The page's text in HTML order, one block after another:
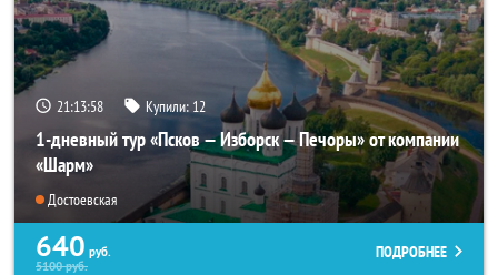
21:13:57 Купили: 12
1-дневный тур «Псков — Изборск — Печоры» от компании
«Шарм»
Достоевская
640 руб.
5100руб.
ПОДРОБНЕЕ